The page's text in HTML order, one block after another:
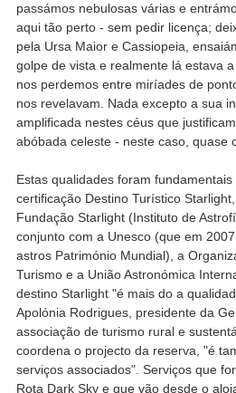
passámos nebulosas várias e
aqui tão perto - sem pedir licença;
pela Ursa Maior e Cassiopeia,
golpe de vista e realmente lá estava
nos perdemos entre miríades de
nos revelavam. Nada excepto a sua
amplificada nestes céus que
abóbada celeste - neste caso, quase
Estas qualidades foram
certificação Destino Turístico
Fundação Starlight (Instituto de
conjunto com a Unesco (que em
astros Património Mundial), a
Turismo e a União Astronómica
destino Starlight "é mais do a
Apolónia Rodrigues, presidente da
associação de turismo rural e
coordena o projecto da reserva, "é
serviços associados". Serviços que
Rota Dark Sky e que vão desde o